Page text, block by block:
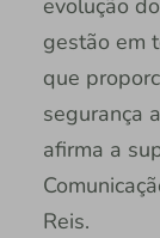
evolução
gestão em
que
segurança
afirma a
Reis.